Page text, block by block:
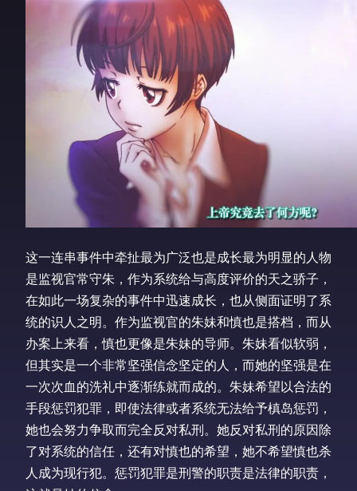
这一连串事件中牵扯最为广泛也是成长最为明显的人物
是监视官常守朱，作为系统给与高度评价的天之骄子，
在如此一场复杂的事件中迅速成长，也从侧面证明了系
统的识人之明。作为监视官的朱妹和慎也是搭档，而从
办案上来看，慎也更像是朱妹的导师。朱妹看似软弱，
但其实是一个非常坚强信念坚定的人，而她的坚强是在
一次次血的洗礼中逐渐练就而成的。朱妹希望以合法的
手段惩罚犯罪，即使法律或者系统无法给予槙岛惩罚，
她也会努力争取而完全反对私刑。她反对私刑的原因除
了对系统的信任，还有对慎也的希望，她不希望慎也杀
人成为现行犯。惩罚犯罪是刑警的职责是法律的职责，